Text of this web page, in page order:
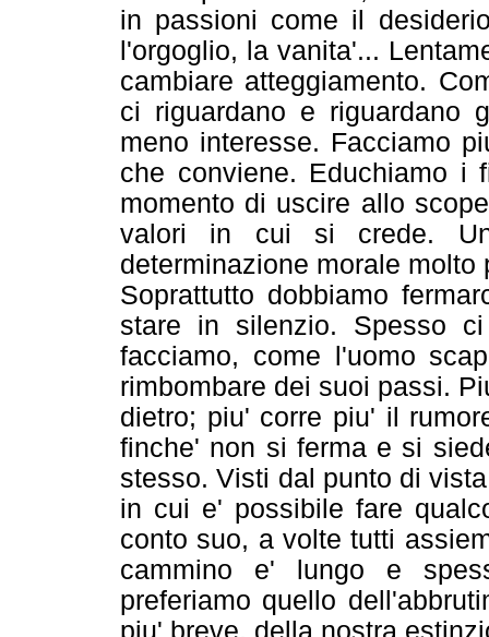
in passioni come il
l'orgoglio, la vanita'...
cambiare atteggiamento.
ci riguardano e riguardano
meno interesse. Facciamo
che conviene. Educhiamo
momento di uscire allo
valori in cui si crede.
determinazione morale
Soprattutto dobbiamo
stare in silenzio. Spesso
facciamo, come l'uomo
rimbombare dei suoi passi.
dietro; piu' corre piu' il
finche' non si ferma e si
stesso. Visti dal punto di
in cui e' possibile fare
conto suo, a volte tutti
cammino e' lungo e
preferiamo quello
piu' breve, della nostra